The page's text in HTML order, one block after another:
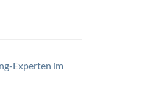
Experten im